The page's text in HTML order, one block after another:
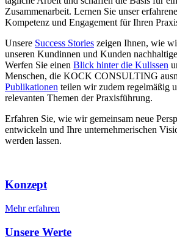
Zusam­men­ar­beit. Lernen Sie unser
Kompetenz und Enga­ge­ment für Ihren
Unsere Success Stories zeigen Ihnen, wie
unseren Kundinnen und Kunden
Werfen Sie einen Blick hinter die Kulissen
Menschen, die KOCK CONSUL­TING
Publi­ka­tionen teilen wir zudem regel­mäßig
rele­vanten Themen der Praxis­füh­rung.
Erfahren Sie, wie wir gemeinsam neue
entwi­ckeln und Ihre unter­neh­me­ri­schen
werden lassen.
Konzept
Mehr erfahren
Unsere Werte